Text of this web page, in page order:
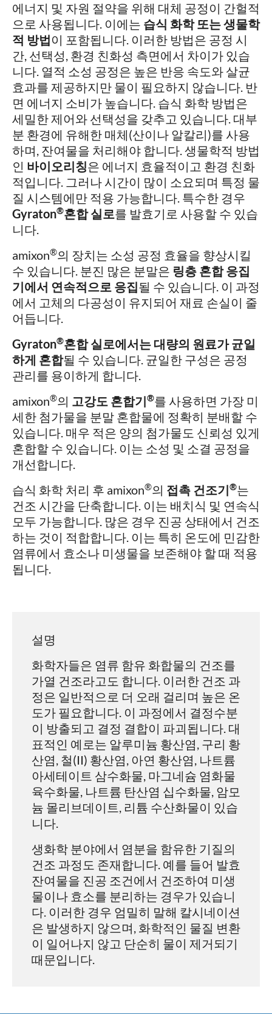
에너지 및 자원 절약을 위해 대체 공정이 간헐적
으로 사용됩니다. 이에는 습식 화학 또는 생물학
적 방법이 포함됩니다. 이러한 방법은 공정 시
간, 선택성, 환경 친화성 측면에서 차이가 있습
니다. 열적 소성 공정은 높은 반응 속도와 살균
효과를 제공하지만 물이 필요하지 않습니다. 반
면 에너지 소비가 높습니다. 습식 화학 방법은
세밀한 제어와 선택성을 갖추고 있습니다. 대부
분 환경에 유해한 매체(산이나 알칼리)를 사용
하며, 잔여물을 처리해야 합니다. 생물학적 방법
인 바이오리칭은 에너지 효율적이고 환경 친화
적입니다. 그러나 시간이 많이 소요되며 특정 물
질 시스템에만 적용 가능합니다. 특수한 경우
Gyraton®혼합 실로를 발효기로 사용할 수 있습
니다.
amixon®의 장치는 소성 공정 효율을 향상시킬
수 있습니다. 분진 많은 분말은 링층 혼합 응집
기에서 연속적으로 응집될 수 있습니다. 이 과정
에서 고체의 다공성이 유지되어 재료 손실이 줄
어듭니다.
Gyraton®혼합 실로에서는 대량의 원료가 균일
하게 혼합될 수 있습니다. 균일한 구성은 공정
관리를 용이하게 합니다.
amixon®의 고강도 혼합기®를 사용하면 가장 미
세한 첨가물을 분말 혼합물에 정확히 분배할 수
있습니다. 매우 적은 양의 첨가물도 신뢰성 있게
혼합할 수 있습니다. 이는 소성 및 소결 공정을
개선합니다.
습식 화학 처리 후 amixon®의 접촉 건조기®는
건조 시간을 단축합니다. 이는 배치식 및 연속식
모두 가능합니다. 많은 경우 진공 상태에서 건조
하는 것이 적합합니다. 이는 특히 온도에 민감한
염류에서 효소나 미생물을 보존해야 할 때 적용
됩니다.
설명
화학자들은 염류 함유 화합물의 건조를
가열 건조라고도 합니다. 이러한 건조 과
정은 일반적으로 더 오래 걸리며 높은 온
도가 필요합니다. 이 과정에서 결정수분
이 방출되고 결정 결합이 파괴됩니다. 대
표적인 예로는 알루미늄 황산염, 구리 황
산염, 철(II) 황산염, 아연 황산염, 나트륨
아세테이트 삼수화물, 마그네슘 염화물
육수화물, 나트륨 탄산염 십수화물, 암모
늄 몰리브데이트, 리튬 수산화물이 있습
니다.
생화학 분야에서 염분을 함유한 기질의
건조 과정도 존재합니다. 예를 들어 발효
잔여물을 진공 조건에서 건조하여 미생
물이나 효소를 분리하는 경우가 있습니
다. 이러한 경우 엄밀히 말해 칼시네이션
은 발생하지 않으며, 화학적인 물질 변환
이 일어나지 않고 단순히 물이 제거되기
때문입니다.